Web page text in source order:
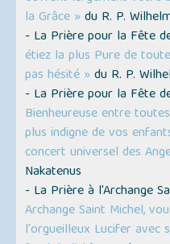
la Grâce » du R. P.
- La Prière pour la Fête
étiez la plus Pure de
pas hésité » du R. P.
- La Prière pour la Fête
Bienheureuse entre
plus indigne de vos
concert universel des
Nakatenus
- La Prière à l'Archange
Archange Saint Michel,
l'orgueilleux Lucifer avec